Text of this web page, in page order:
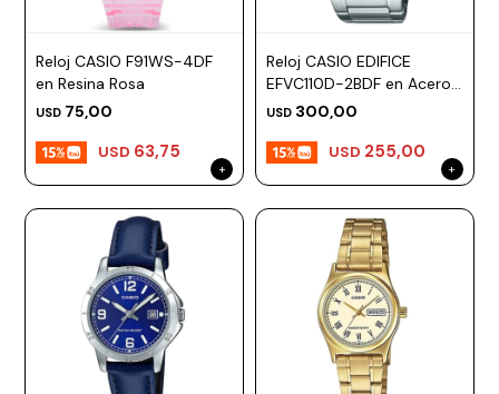
Reloj CASIO F91WS-4DF
en Resina Rosa
USD 75,00
USD 63,75
Reloj CASIO EDIFICE
EFVC110D-2BDF en Acero
Plateado Esfera 47mm
USD 300,00
USD 255,00